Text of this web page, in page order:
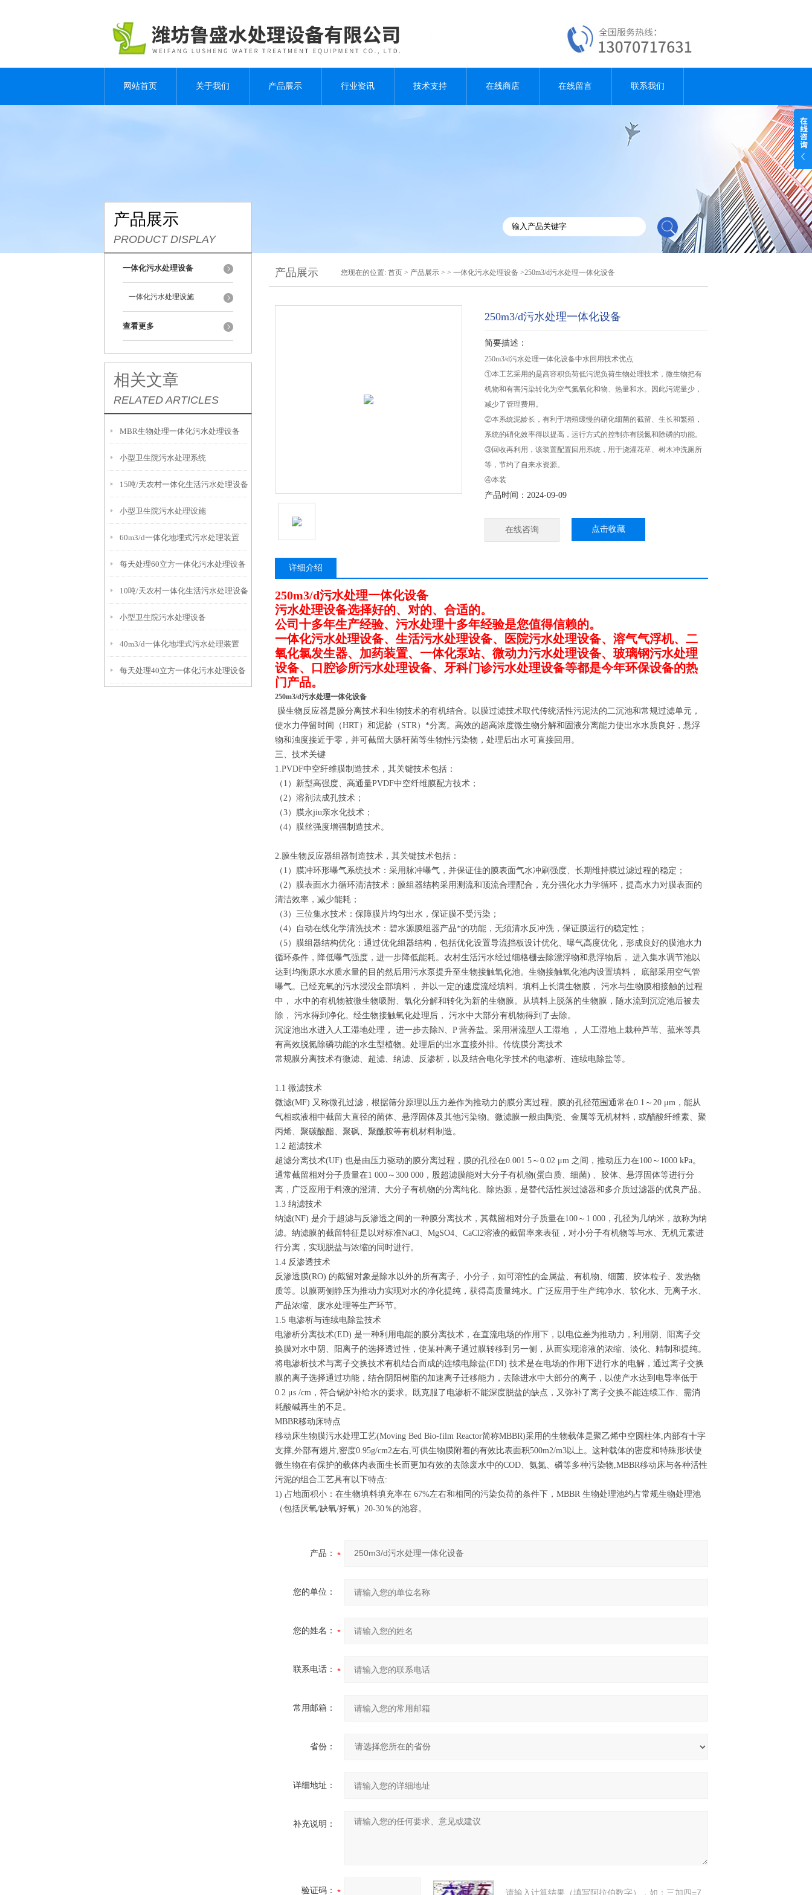
网站首页 关于我们 产品展示 行业资讯 技术支持 在线商店 在线留言 联系我们
产品展示
PRODUCT DISPLAY
一体化污水处理设备
一体化污水处理设施
查看更多
相关文章
RELATED ARTICLES
MBR生物处理一体化污水处理设备
小型卫生院污水处理系统
15吨/天农村一体化生活污水处理设备
小型卫生院污水处理设施
60m3/d一体化地埋式污水处理装置
每天处理60立方一体化污水处理设备
10吨/天农村一体化生活污水处理设备
小型卫生院污水处理设备
40m3/d一体化地埋式污水处理装置
每天处理40立方一体化污水处理设备
产品展示 您现在的位置: 首页 > 产品展示 > > 一体化污水处理设备 >250m3/d污水处理一体化设备
250m3/d污水处理一体化设备
简要描述：
250m3/d污水处理一体化设备中水回用技术优点
①本工艺采用的是高容积负荷低污泥负荷生物处理技术，微生物把有
机物和有害污染转化为空气氮氧化和物、热量和水。因此污泥量少，
减少了管理费用。
②本系统泥龄长，有利于增殖缓慢的硝化细菌的截留、生长和繁殖，
系统的硝化效率得以提高，运行方式的控制亦有脱氮和除磷的功能。
③回收再利用，该装置配置回用系统，用于浇灌花草、树木冲洗厕所
等，节约了自来水资源。
④本装
产品时间：2024-09-09
在线咨询 点击收藏
详细介绍
250m3/d污水处理一体化设备
污水处理设备选择好的、对的、合适的。
公司十多年生产经验、污水处理十多年经验是您值得信赖的。
一体化污水处理设备、生活污水处理设备、医院污水处理设备、溶气气浮机、二
氧化氯发生器、加药装置、一体化泵站、微动力污水处理设备、玻璃钢污水处理
设备、口腔诊所污水处理设备、牙科门诊污水处理设备等都是今年环保设备的热
门产品。
250m3/d污水处理一体化设备
膜生物反应器是膜分离技术和生物技术的有机结合。以膜过滤技术取代传统活性污泥法的二沉池和常规过滤单元，
使水力停留时间（HRT）和泥龄（STR）*分离。高效的超高浓度微生物分解和固液分离能力使出水水质良好，悬浮
物和浊度接近于零，并可截留大肠杆菌等生物性污染物，处理后出水可直接回用。
三、技术关键
1.PVDF中空纤维膜制造技术，其关键技术包括：
（1）新型高强度、高通量PVDF中空纤维膜配方技术；
（2）溶剂法成孔技术；
（3）膜永jiu亲水化技术；
（4）膜丝强度增强制造技术。
2.膜生物反应器组器制造技术，其关键技术包括：
（1）膜冲环形曝气系统技术：采用脉冲曝气，并保证佳的膜表面气水冲刷强度、长期维持膜过滤过程的稳定；
（2）膜表面水力循环清洁技术：膜组器结构采用测流和顶流合理配合，充分强化水力学循环，提高水力对膜表面的
清洁效率，减少能耗；
（3）三位集水技术：保障膜片均匀出水，保证膜不受污染；
（4）自动在线化学清洗技术：碧水源膜组器产品*的功能，无须清水反冲洗，保证膜运行的稳定性；
（5）膜组器结构优化：通过优化组器结构，包括优化设置导流挡板设计优化、曝气高度优化，形成良好的膜池水力
循环条件，降低曝气强度，进一步降低能耗。农村生活污水经过细格栅去除漂浮物和悬浮物后， 进入集水调节池以
达到均衡原水水质水量的目的然后用污水泵提升至生物接触氧化池。生物接触氧化池内设置填料， 底部采用空气管
曝气。已经充氧的污水浸没全部填料， 并以一定的速度流经填料。填料上长满生物膜， 污水与生物膜相接触的过程
中， 水中的有机物被微生物吸附、氧化分解和转化为新的生物膜。从填料上脱落的生物膜，随水流到沉淀池后被去
除， 污水得到净化。经生物接触氧化处理后， 污水中大部分有机物得到了去除。
沉淀池出水进入人工湿地处理， 进一步去除N、P 营养盐。采用潜流型人工湿地 ， 人工湿地上栽种芦苇、菰米等具
有高效脱氮除磷功能的水生型植物。处理后的出水直接外排。传统膜分离技术
常规膜分离技术有微滤、超滤、纳滤、反渗析，以及结合电化学技术的电渗析、连续电除盐等。
1.1 微滤技术
微滤(MF) 又称微孔过滤，根据筛分原理以压力差作为推动力的膜分离过程。膜的孔径范围通常在0.1～20 μm，能从
气相或液相中截留大直径的菌体、悬浮固体及其他污染物。微滤膜一般由陶瓷、金属等无机材料，或醋酸纤维素、聚
丙烯、聚碳酸酯、聚砜、聚酰胺等有机材料制造。
1.2 超滤技术
超滤分离技术(UF) 也是由压力驱动的膜分离过程，膜的孔径在0.001 5～0.02 μm 之间，推动压力在100～1000 kPa。
通常截留相对分子质量在1 000～300 000，股超滤膜能对大分子有机物(蛋白质、细菌) 、胶体、悬浮固体等进行分
离，广泛应用于料液的澄清、大分子有机物的分离纯化、除热源，是替代活性炭过滤器和多介质过滤器的优良产品。
1.3 纳滤技术
纳滤(NF) 是介于超滤与反渗透之间的一种膜分离技术，其截留相对分子质量在100～1 000，孔径为几纳米，故称为纳
滤。纳滤膜的截留特征是以对标准NaCl、MgSO4、CaCl2溶液的截留率来表征，对小分子有机物等与水、无机元素进
行分离，实现脱盐与浓缩的同时进行。
1.4 反渗透技术
反渗透膜(RO) 的截留对象是除水以外的所有离子、小分子，如可溶性的金属盐、有机物、细菌、胶体粒子、发热物
质等。以膜两侧静压为推动力实现对水的净化提纯，获得高质量纯水。广泛应用于生产纯净水、软化水、无离子水、
产品浓缩、废水处理等生产环节。
1.5 电渗析与连续电除盐技术
电渗析分离技术(ED) 是一种利用电能的膜分离技术，在直流电场的作用下，以电位差为推动力，利用阴、阳离子交
换膜对水中阴、阳离子的选择透过性，使某种离子通过膜转移到另一侧，从而实现溶液的浓缩、淡化、精制和提纯。
将电渗析技术与离子交换技术有机结合而成的连续电除盐(EDI) 技术是在电场的作用下进行水的电解，通过离子交换
膜的离子选择通过功能，结合阴阳树脂的加速离子迁移能力，去除进水中大部分的离子，以使产水达到电导率低于
0.2 μs /cm，符合锅炉补给水的要求。既克服了电渗析不能深度脱盐的缺点，又弥补了离子交换不能连续工作、需消
耗酸碱再生的不足。
MBBR移动床特点
移动床生物膜污水处理工艺(Moving Bed Bio-film Reactor简称MBBR)采用的生物载体是聚乙烯中空圆柱体,内部有十字
支撑,外部有翅片,密度0.95g/cm2左右,可供生物膜附着的有效比表面积500m2/m3以上。这种载体的密度和特殊形状使
微生物在有保护的载体内表面生长而更加有效的去除废水中的COD、氨氮、磷等多种污染物,MBBR移动床与各种活性
污泥的组合工艺具有以下特点:
1) 占地面积小：在生物填料填充率在 67%左右和相同的污染负荷的条件下，MBBR 生物处理池约占常规生物处理池
（包括厌氧/缺氧/好氧）20-30％的池容。
产品：
您的单位：
您的姓名：
联系电话：
常用邮箱：
省份：
详细地址：
补充说明：
验证码： 请输入计算结果（填写阿拉伯数字），如：三加四=7